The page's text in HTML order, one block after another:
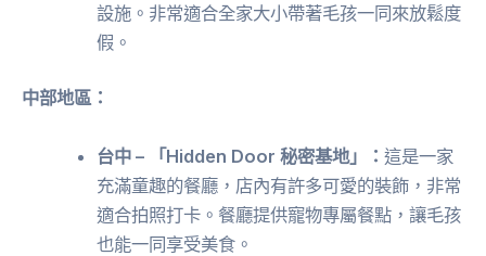
設施。非常適合全家大小帶著毛孩一同來放鬆度
假。
中部地區：
台中 – 「Hidden Door 秘密基地」：這是一家
充滿童趣的餐廳，店內有許多可愛的裝飾，非常
適合拍照打卡。餐廳提供寵物專屬餐點，讓毛孩
也能一同享受美食。